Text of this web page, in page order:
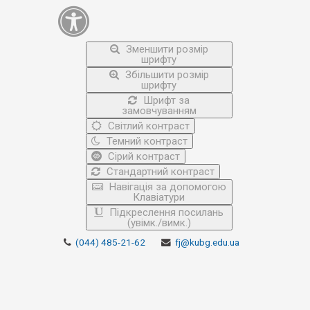
Зменшити розмір
шрифту
Збільшити розмір
шрифту
Шрифт за
замовчуванням
Світлий контраст
Темний контраст
Сірий контраст
Стандартний контраст
Навігація за допомогою
Клавіатури
Підкреслення посилань
(увімк./вимк.)
(044) 485-21-62 fj@kubg.edu.ua